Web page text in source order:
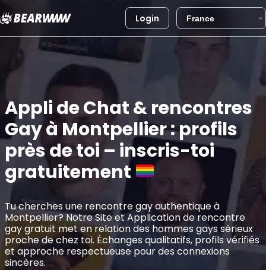
Aller
Login
Appli de Chat & rencontres
Gay à Montpellier : profils
près de toi – inscris-toi
gratuitement
Tu cherches une rencontre gay authentique à
Montpellier? Notre Site et Application de rencontre
gay gratuit met en relation des hommes gays sérieux
proche de chez toi. Échanges qualitatifs, profils vérifiés
et approche respectueuse pour des connexions
sincères.